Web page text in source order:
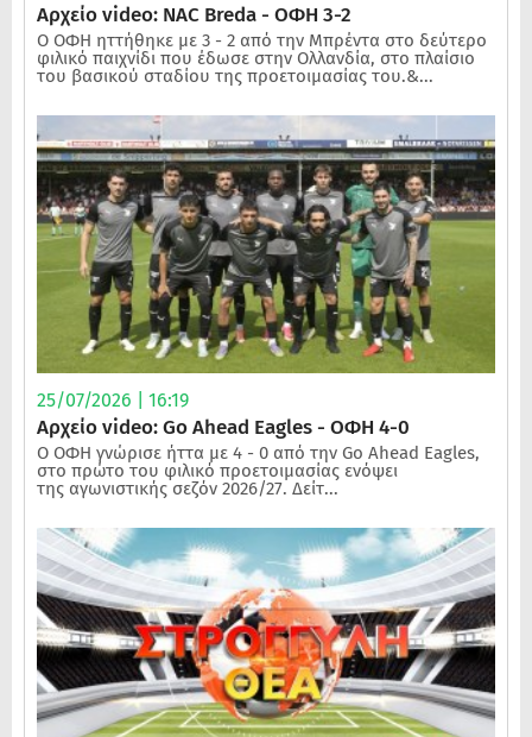
Αρχείο video: NAC Breda - ΟΦΗ 3-2
Ο ΟΦΗ ηττήθηκε με 3 - 2 από την Μπρέντα στο δεύτερο
φιλικό παιχνίδι που έδωσε στην Ολλανδία, στο πλαίσιο
του βασικού σταδίου της προετοιμασίας του.&...
25/07/2026 | 16:19
Αρχείο video: Go Ahead Eagles - ΟΦΗ 4-0
Ο ΟΦΗ γνώρισε ήττα με 4 - 0 από την Go Ahead Eagles,
στο πρώτο του φιλικό προετοιμασίας ενόψει
της αγωνιστικής σεζόν 2026/27. Δείτ...